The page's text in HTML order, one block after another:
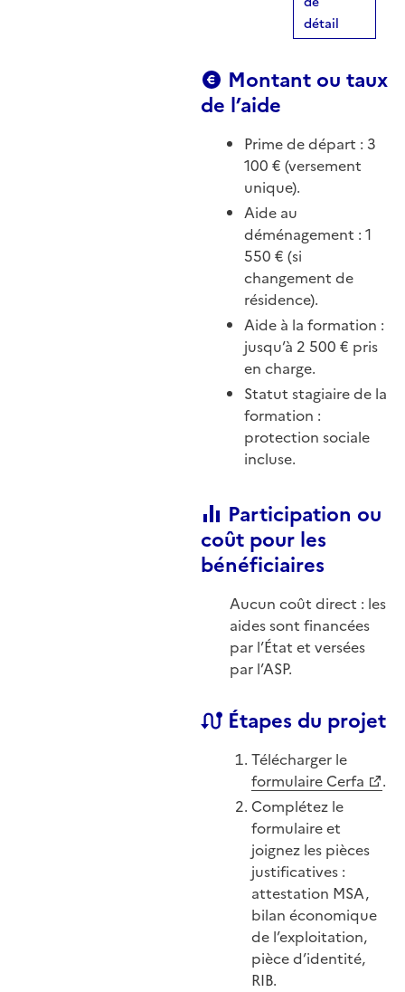
détail
Montant ou taux
de l’aide
Prime de départ : 3
100 € (versement
unique).
Aide au
déménagement : 1
550 € (si
changement de
résidence).
Aide à la formation :
jusqu’à 2 500 € pris
en charge.
Statut stagiaire de la
formation :
protection sociale
incluse.
Participation ou
coût pour les
bénéficiaires
Aucun coût direct : les
aides sont financées
par l’État et versées
par l’ASP.
Étapes du projet
Télécharger le
formulaire Cerfa
.
Complétez le
formulaire et
joignez les pièces
justificatives :
attestation MSA,
bilan économique
de l’exploitation,
pièce d’identité,
RIB.